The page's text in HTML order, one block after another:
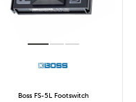
Boss FS-5L Footswitch